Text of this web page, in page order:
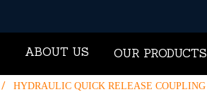
ABOUT US OUR PRODUCTS
HYDRAULIC QUICK RELEASE COUPLING